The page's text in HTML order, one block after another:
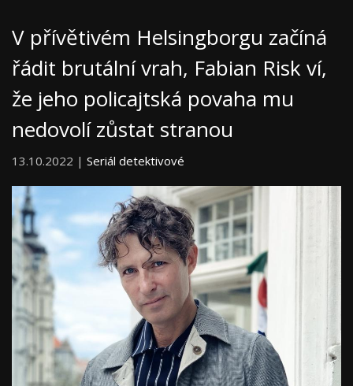
V přívětivém Helsingborgu začíná
řádit brutální vrah, Fabian Risk ví,
že jeho policajtská povaha mu
nedovolí zůstat stranou
13.10.2022 | Seriál detektivové